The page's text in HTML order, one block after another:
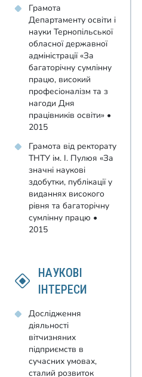
Грамота
Департаменту освіти і
науки Тернопільської
обласної державної
адміністрації «За
багаторічну сумлінну
працю, високий
професіоналізм та з
нагоди Дня
працівників освіти» •
2015
Грамота від ректорату
ТНТУ ім. І. Пулюя «За
значні наукові
здобутки, публікації у
виданнях високого
рівня та багаторічну
сумлінну працю •
2015
НАУКОВІ
ІНТЕРЕСИ
Дослідження
діяльності
вітчизняних
підприємств в
сучасних умовах,
сталий розвиток